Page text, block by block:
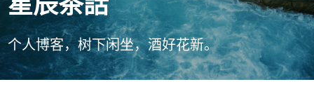
个人博客，树下闲坐，酒好花新。